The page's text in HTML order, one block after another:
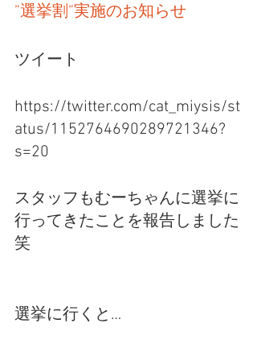
”選挙割”実施のお知らせ
ツイート
https://twitter.com/cat_miysis/st
atus/1152764690289721346?
s=20
スタッフもむーちゃんに選挙に
行ってきたことを報告しました
笑
選挙に行くと…